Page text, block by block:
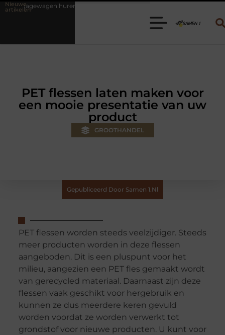
Nieuwe
artikelenKies de juiste aanhanger voor jouw klus
PET flessen laten maken voor
een mooie presentatie van uw
product
GROOTHANDEL
Gepubliceerd Door Samen 1.nl
PET flessen worden steeds veelzijdiger. Steeds
meer producten worden in deze flessen
aangeboden. Dit is een pluspunt voor het
milieu, aangezien een PET fles gemaakt wordt
van gerecycled materiaal. Daarnaast zijn deze
flessen vaak geschikt voor hergebruik en
kunnen ze dus meerdere keren gevuld
worden voordat ze worden verwerkt tot
grondstof voor nieuwe producten. U kunt voor